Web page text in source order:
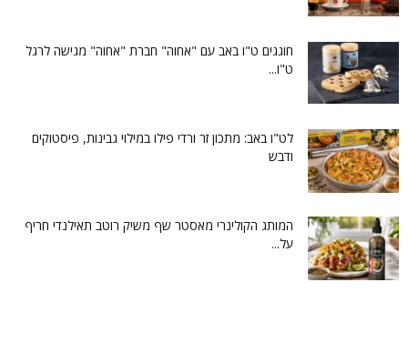
חוגגים ט"ו באב עם "אחוה" חברת "אחוה" מגישה לרגל
ט"ו...
לט"ו באב: מתכון זר ורדי פילו במילוי גבינות, פיסטוקים
ודבש
המותג הקולינרי מאסטר שף משיק רוטב תאילנדי חריף
על...